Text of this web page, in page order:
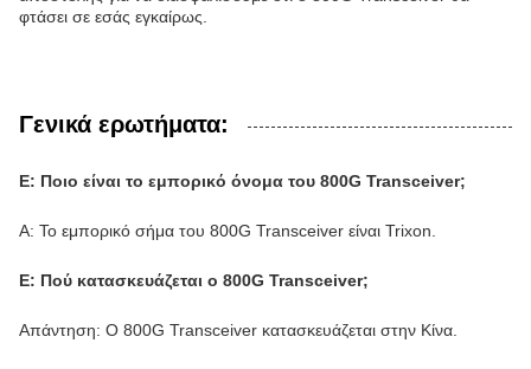
φτάσει σε εσάς εγκαίρως.
Γενικά ερωτήματα:
Ε: Ποιο είναι το εμπορικό όνομα του 800G Transceiver;
Α: Το εμπορικό σήμα του 800G Transceiver είναι Trixon.
Ε: Πού κατασκευάζεται ο 800G Transceiver;
Απάντηση: Ο 800G Transceiver κατασκευάζεται στην Κίνα.